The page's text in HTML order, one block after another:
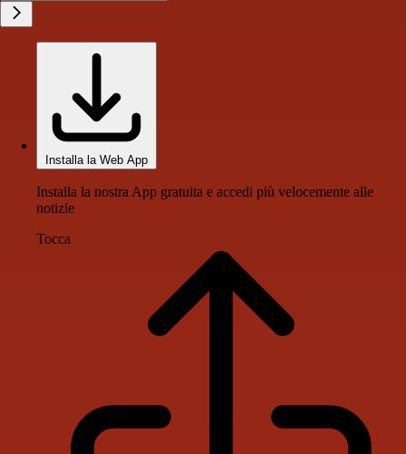
Installa la Web App
Installa la nostra App gratuita e accedi più velocemente alle
notizie
Tocca